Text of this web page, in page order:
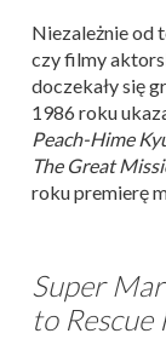
Niezależnie od
czy filmy
doczekały się
1986 roku
Peach-Hime
The Great
roku premierę
Super
to Rescue